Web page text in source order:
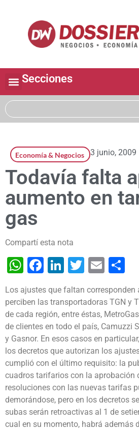
Secciones
Economía & Negocios 3 junio, 2009
Todavía falta
aumento en
gas
Compartí esta nota
WhatsApp
Facebook
LinkedIn
Twitter
Email
Los ajustes que faltan corresponden
perciben las transportadoras TGN y
de cada región, entre éstas,
de clientes en todo el país, Camuzzi
y Gasnor. En esos casos en
los decretos que autorizan los
cumplió con el último requisito: la
cuadros tarifarios con la aprobación
resoluciones con las nuevas tarifas
demorándose, pero en los decretos
subas serán retroactivas al 1 de
cual en su momento, habrá además